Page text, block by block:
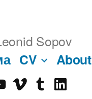
Sopov
CV About
Vimeotumblrlinkedin